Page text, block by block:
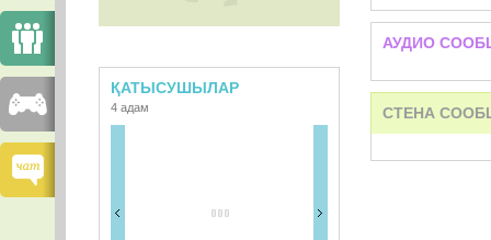
ҚАТЫСУШЫЛАР
4 адам
АУДИО
СТЕНА